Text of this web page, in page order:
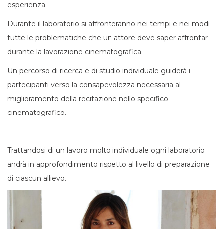
esperienza.
Durante il laboratorio si affronteranno nei tempi e nei modi
tutte le problematiche che un attore deve saper affrontar
durante la lavorazione cinematografica.
Un percorso di ricerca e di studio individuale guiderà i
partecipanti verso la consapevolezza necessaria al
miglioramento della recitazione nello specifico
cinematografico.
Trattandosi di un lavoro molto individuale ogni laboratorio
andrà in approfondimento rispetto al livello di preparazione
di ciascun allievo.